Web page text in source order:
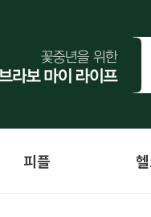
피플